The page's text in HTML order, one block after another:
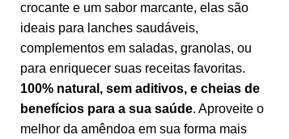
crocante e um sabor marcante, elas são
ideais para lanches saudáveis,
complementos em saladas, granolas, ou
para enriquecer suas receitas favoritas.
100% natural, sem aditivos, e cheias de
benefícios para a sua saúde. Aproveite o
melhor da amêndoa em sua forma mais